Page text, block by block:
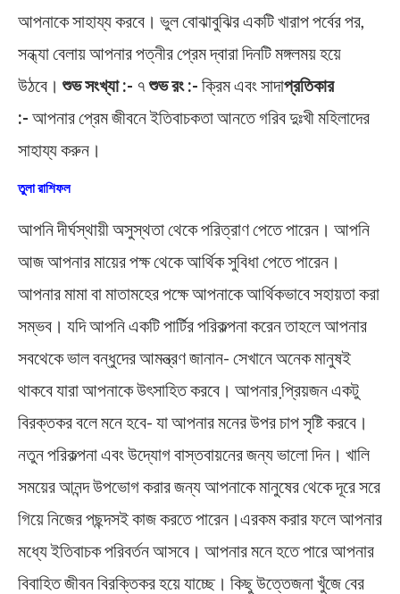
আপনাকে সাহায্য করবে। ভুল বোঝাবুঝির একটি খারাপ পর্বের পর,
সন্ধ্যা বেলায় আপনার পত্নীর প্রেম দ্বারা দিনটি মঙ্গলময় হয়ে
উঠবে।শুভ সংখ্যা :- ৭শুভ রং :- ক্রিম এবং সাদাপ্রতিকার
:- আপনার প্রেম জীবনে ইতিবাচকতা আনতে গরিব দুঃখী মহিলাদের
সাহায্য করুন।
তুলা রাশিফল
আপনি দীর্ঘস্থায়ী অসুস্থতা থেকে পরিত্রাণ পেতে পারেন। আপনি
আজ আপনার মায়ের পক্ষ থেকে আর্থিক সুবিধা পেতে পারেন।
আপনার মামা বা মাতামহের পক্ষে আপনাকে আর্থিকভাবে সহায়তা করা
সম্ভব। যদি আপনি একটি পার্টির পরিকল্পনা করেন তাহলে আপনার
সবথেকে ভাল বন্ধুদের আমন্ত্রণ জানান- সেখানে অনেক মানুষই
থাকবে যারা আপনাকে উৎসাহিত করবে। আপনার প্রি়য়জন একটু
বিরক্তকর বলে মনে হবে- যা আপনার মনের উপর চাপ সৃষ্টি করবে।
নতুন পরিকল্পনা এবং উদ্যোগ বাস্তবায়নের জন্য ভালো দিন। খালি
সময়ের আনন্দ উপভোগ করার জন্য আপনাকে মানুষের থেকে দূরে সরে
গিয়ে নিজের পছন্দসই কাজ করতে পারেন।এরকম করার ফলে আপনার
মধ্যে ইতিবাচক পরিবর্তন আসবে। আপনার মনে হতে পারে আপনার
বিবাহিত জীবন বিরক্তিকর হয়ে যাচ্ছে। কিছু উত্তেজনা খুঁজে বের